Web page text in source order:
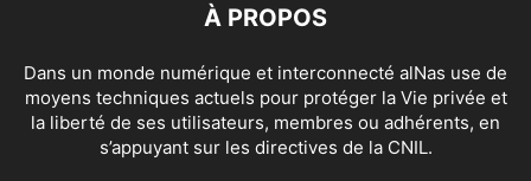
À PROPOS
Dans un monde numérique et interconnecté alNas use de
moyens techniques actuels pour protéger la Vie privée et
la liberté de ses utilisateurs, membres ou adhérents, en
s’appuyant sur les directives de la CNIL.